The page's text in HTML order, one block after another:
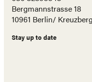
Bergmannstrasse 18
10961 Berlin/ Kreuzberg
Stay up to date